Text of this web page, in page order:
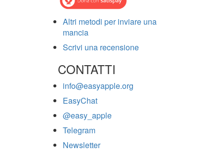
Altri metodi per inviare una
mancia
Scrivi una recensione
CONTATTI
info@easyapple.org
EasyChat
@easy_apple
Telegram
Newsletter